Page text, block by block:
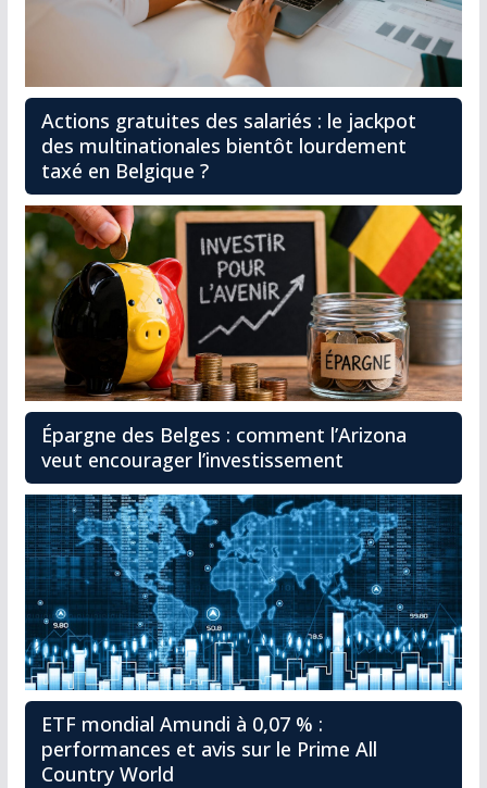
Actions gratuites des salariés : le jackpot
des multinationales bientôt lourdement
taxé en Belgique ?
Épargne des Belges : comment l’Arizona
veut encourager l’investissement
ETF mondial Amundi à 0,07 % :
performances et avis sur le Prime All
Country World